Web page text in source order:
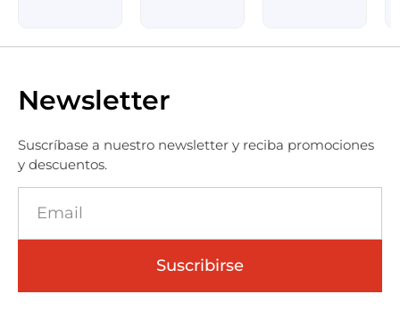
Newsletter
Suscríbase a nuestro newsletter y reciba promociones
y descuentos.
Suscribirse